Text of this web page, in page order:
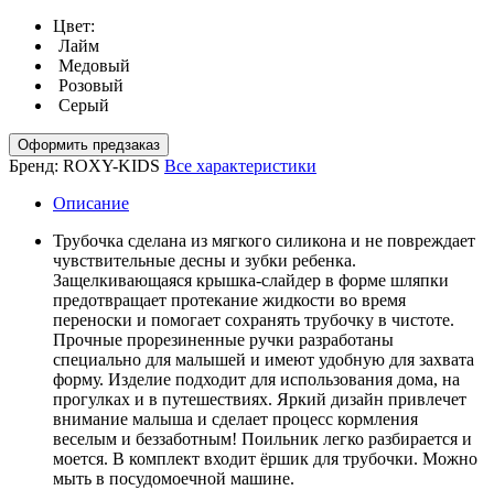
Цвет:
Лайм
Медовый
Розовый
Серый
Оформить предзаказ
Бренд: ROXY-KIDS Все характеристики
Описание
Трубочка сделана из мягкого силикона и не повреждает
чувствительные десны и зубки ребенка.
Защелкивающаяся крышка-слайдер в форме шляпки
предотвращает протекание жидкости во время
переноски и помогает сохранять трубочку в чистоте.
Прочные прорезиненные ручки разработаны
специально для малышей и имеют удобную для захвата
форму. Изделие подходит для использования дома, на
прогулках и в путешествиях. Яркий дизайн привлечет
внимание малыша и сделает процесс кормления
веселым и беззаботным! Поильник легко разбирается и
моется. В комплект входит ёршик для трубочки. Можно
мыть в посудомоечной машине.